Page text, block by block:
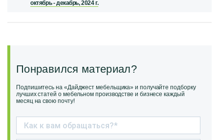
октябрь - декабрь, 2024 г.
Понравился материал?
Подпишитесь на «Дайджест мебельщика» и получайте подборку
лучших статей о мебельном производстве и бизнесе каждый
месяц на свою почту!